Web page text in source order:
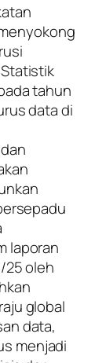
tahun
data di
laporan
25 oleh
global
data,
menjadi